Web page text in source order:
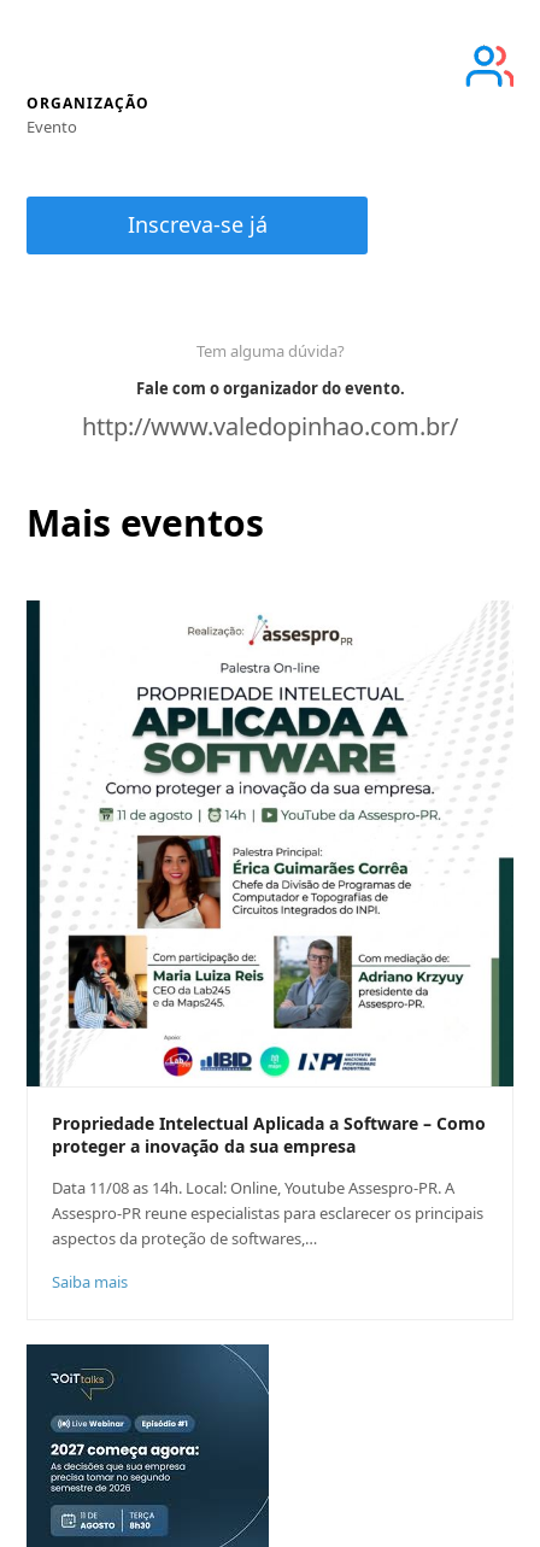
ORGANIZAÇÃO
Evento
Inscreva-se já
Tem alguma dúvida?
Fale com o organizador do evento.
http://www.valedopinhao.com.br/
Mais eventos
Propriedade Intelectual Aplicada a Software – Como
proteger a inovação da sua empresa
Data 11/08 as 14h. Local: Online, Youtube Assespro-PR. A
Assespro-PR reune especialistas para esclarecer os principais
aspectos da proteção de softwares,…
Saiba mais